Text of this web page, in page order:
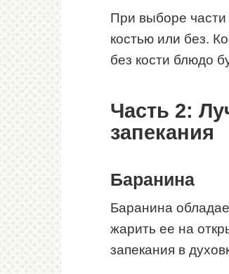
При выборе
костью или без.
без кости блюдо
Часть 2:
запекания
Баранина
Баранина
жарить ее на
запекания в